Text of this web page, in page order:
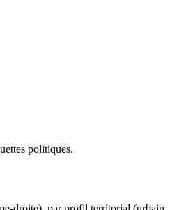
politiques.